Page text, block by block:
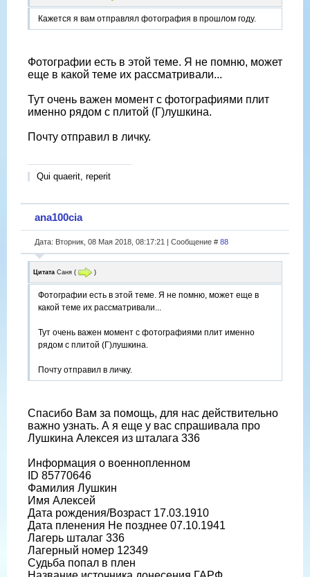
Кажется я вам отправлял фотография в прошлом году.
Фотографии есть в этой теме. Я не помню, может
еще в какой теме их рассматривали...
Тут очень важен момент с фотографиями плит
именно рядом с плитой (Г)лушкина.
Почту отправил в личку.
Qui quaerit, reperit
ana100cia
Дата: Вторник, 08 Мая 2018, 08:17:21 | Сообщение # 88
Цитата Саня ( )
Фотографии есть в этой теме. Я не помню, может еще в
какой теме их рассматривали...
Тут очень важен момент с фотографиями плит именно
рядом с плитой (Г)лушкина.
Почту отправил в личку.
Спасибо Вам за помощь, для нас действительно
важно узнать. А я еще у вас спрашивала про
Лушкина Алексея из шталага 336
Информация о военнопленном
ID 85770646
Фамилия Лушкин
Имя Алексей
Дата рождения/Возраст 17.03.1910
Дата пленения Не позднее 07.10.1941
Лагерь шталаг 336
Лагерный номер 12349
Судьба попал в плен